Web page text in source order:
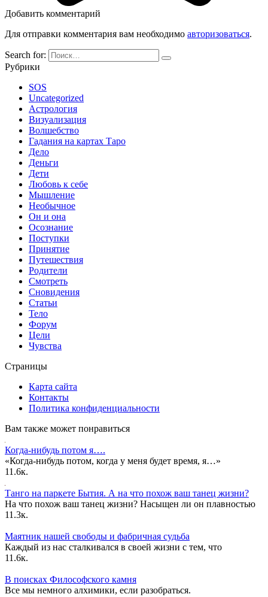
Добавить комментарий
Для отправки комментария вам необходимо авторизоваться.
Search for:
Рубрики
SOS
Uncategorized
Астрология
Визуализация
Волшебство
Гадания на картах Таро
Дело
Деньги
Дети
Любовь к себе
Мышление
Необычное
Он и она
Осознание
Поступки
Принятие
Путешествия
Родители
Смотреть
Сновидения
Статьи
Тело
Форум
Цели
Чувства
Страницы
Карта сайта
Контакты
Политика конфиденциальности
Вам также может понравиться
Когда-нибудь потом я….
«Когда-нибудь потом, когда у меня будет время, я…»
11.6к.
Танго на паркете Бытия. А на что похож ваш танец жизни?
На что похож ваш танец жизни? Насыщен ли он плавностью
11.3к.
Маятник нашей свободы и фабричная судьба
Каждый из нас сталкивался в своей жизни с тем, что
11.6к.
В поисках Философского камня
Все мы немного алхимики, если разобраться.